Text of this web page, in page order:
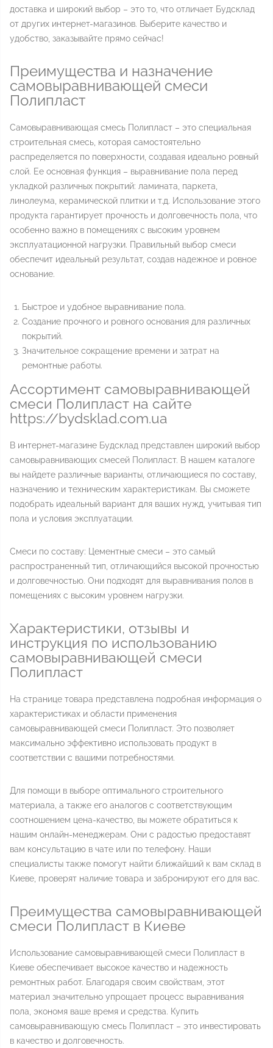
доставка и широкий выбор – это то, что отличает Будсклад
от других интернет-магазинов. Выберите качество и
удобство, заказывайте прямо сейчас!
Преимущества и назначение
самовыравнивающей смеси
Полипласт
Самовыравнивающая смесь Полипласт – это специальная
строительная смесь, которая самостоятельно
распределяется по поверхности, создавая идеально ровный
слой. Ее основная функция – выравнивание пола перед
укладкой различных покрытий: ламината, паркета,
линолеума, керамической плитки и т.д. Использование этого
продукта гарантирует прочность и долговечность пола, что
особенно важно в помещениях с высоким уровнем
эксплуатационной нагрузки. Правильный выбор смеси
обеспечит идеальный результат, создав надежное и ровное
основание.
Быстрое и удобное выравнивание пола.
Создание прочного и ровного основания для различных
покрытий.
Значительное сокращение времени и затрат на
ремонтные работы.
Ассортимент самовыравнивающей
смеси Полипласт на сайте
https://bydsklad.com.ua
В интернет-магазине Будсклад представлен широкий выбор
самовыравнивающих смесей Полипласт. В нашем каталоге
вы найдете различные варианты, отличающиеся по составу,
назначению и техническим характеристикам. Вы сможете
подобрать идеальный вариант для ваших нужд, учитывая тип
пола и условия эксплуатации.
Смеси по составу: Цементные смеси – это самый
распространенный тип, отличающийся высокой прочностью
и долговечностью. Они подходят для выравнивания полов в
помещениях с высоким уровнем нагрузки.
Характеристики, отзывы и
инструкция по использованию
самовыравнивающей смеси
Полипласт
На странице товара представлена подробная информация о
характеристиках и области применения
самовыравнивающей смеси Полипласт. Это позволяет
максимально эффективно использовать продукт в
соответствии с вашими потребностями.
Для помощи в выборе оптимального строительного
материала, а также его аналогов с соответствующим
соотношением цена-качество, вы можете обратиться к
нашим онлайн-менеджерам. Они с радостью предоставят
вам консультацию в чате или по телефону. Наши
специалисты также помогут найти ближайший к вам склад в
Киеве, проверят наличие товара и забронируют его для вас.
Преимущества самовыравнивающей
смеси Полипласт в Киеве
Использование самовыравнивающей смеси Полипласт в
Киеве обеспечивает высокое качество и надежность
ремонтных работ. Благодаря своим свойствам, этот
материал значительно упрощает процесс выравнивания
пола, экономя ваше время и средства. Купить
самовыравнивающую смесь Полипласт – это инвестировать
в качество и долговечность.